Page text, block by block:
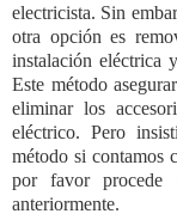
electricista. Sin
otra opción es
instalación eléctrica
Este método
eliminar los
eléctrico. Pero
método si contamos
por favor procede
anteriormente.